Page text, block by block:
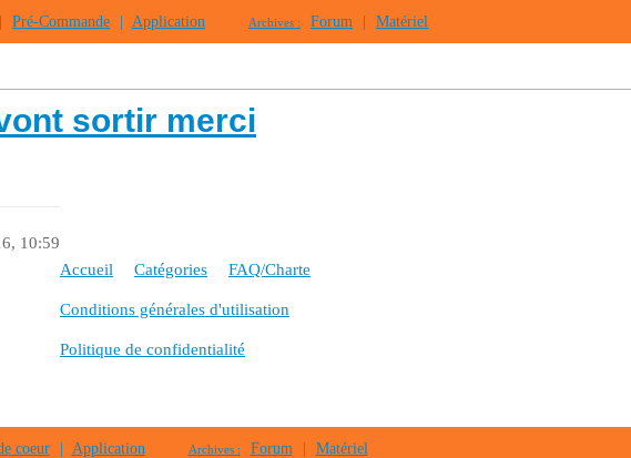
Pré-Commande Application Archives : Forum Matériel
sortir merci
10:59
Accueil Catégories FAQ/Charte
Conditions générales d'utilisation
Politique de confidentialité
coeur | Application Archives : Forum | Matériel